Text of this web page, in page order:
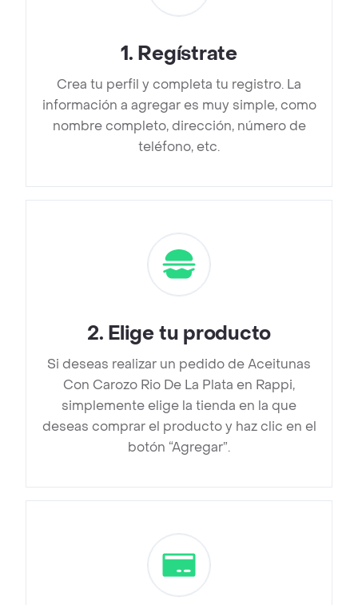
1. Regístrate
Crea tu perfil y completa tu registro. La
información a agregar es muy simple, como
nombre completo, dirección, número de
teléfono, etc.
2. Elige tu producto
Si deseas realizar un pedido de Aceitunas
Con Carozo Rio De La Plata en Rappi,
simplemente elige la tienda en la que
deseas comprar el producto y haz clic en el
botón “Agregar”.